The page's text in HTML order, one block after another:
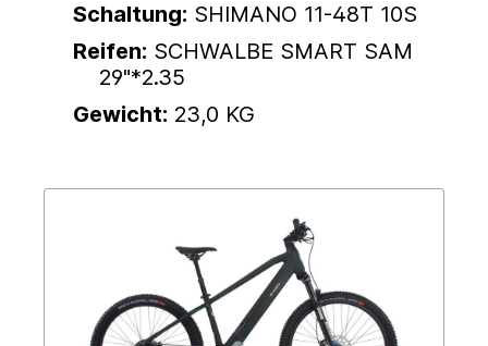
Schaltung: SHIMANO 11-48T 10S
Reifen: SCHWALBE SMART SAM
29"*2.35
Gewicht: 23,0 KG